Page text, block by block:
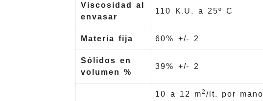
Viscosidad al
envasar
110 K.U. a 25º C
Materia fija 60% +/- 2
Sólidos en
volumen %
39% +/- 2
10 a 12 m2 /lt. por mano